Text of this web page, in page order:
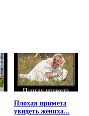
Плохая примета
увидеть жениха...